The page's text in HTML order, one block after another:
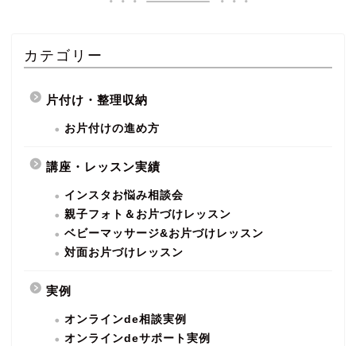
カテゴリー
片付け・整理収納
お片付けの進め方
講座・レッスン実績
インスタお悩み相談会
親子フォト＆お片づけレッスン
ベビーマッサージ&お片づけレッスン
対面お片づけレッスン
実例
オンラインde相談実例
オンラインdeサポート実例